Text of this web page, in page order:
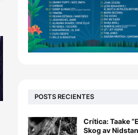
POSTS RECIENTES
Crítica: Taake
Skog av